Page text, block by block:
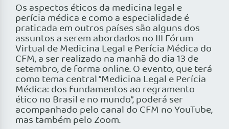
Os aspectos éticos da medicina legal e
perícia médica e como a especialidade é
praticada em outros países são alguns dos
assuntos a serem abordados no III Fórum
Virtual de Medicina Legal e Perícia Médica do
CFM, a ser realizado na manhã do dia 13 de
setembro, de forma online. O evento, que terá
como tema central “Medicina Legal e Perícia
Médica: dos fundamentos ao regramento
ético no Brasil e no mundo”, poderá ser
acompanhado pelo canal do CFM no YouTube,
mas também pelo Zoom.